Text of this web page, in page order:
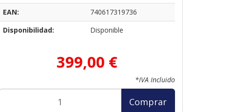
EAN:
740617319736
Disponibilidad:
Disponible
399,00 €
*IVA Incluido
Comprar